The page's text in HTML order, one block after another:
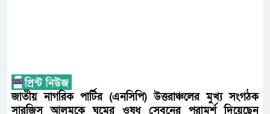
জাতীয় নাগরিক পার্টির (এনসিপি) উত্তরাঞ্চলের মুখ্য সংগঠক
সারজিস আলমকে ঘুমের ওষুধ সেবনের পরামর্শ দিয়েছেন